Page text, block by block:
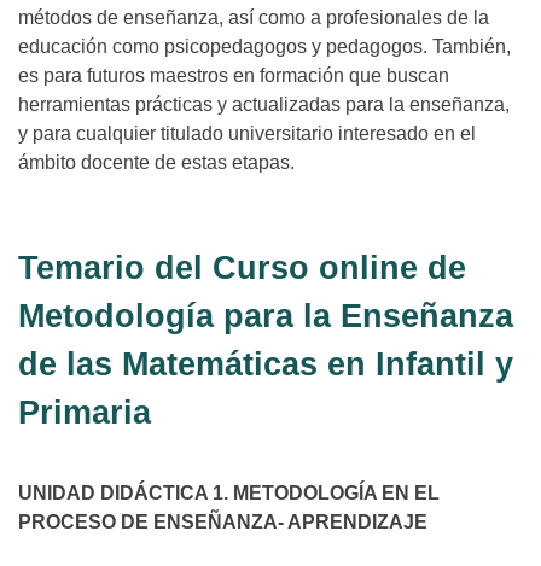
métodos de enseñanza, así como a profesionales de la
educación como psicopedagogos y pedagogos. También,
es para futuros maestros en formación que buscan
herramientas prácticas y actualizadas para la enseñanza,
y para cualquier titulado universitario interesado en el
ámbito docente de estas etapas.
Temario del Curso online de
Metodología para la Enseñanza
de las Matemáticas en Infantil y
Primaria
UNIDAD DIDÁCTICA 1. METODOLOGÍA EN EL
PROCESO DE ENSEÑANZA- APRENDIZAJE